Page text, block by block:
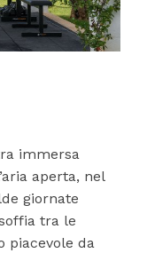
immersa
aperta, nel
giornate
tra le
piacevole da